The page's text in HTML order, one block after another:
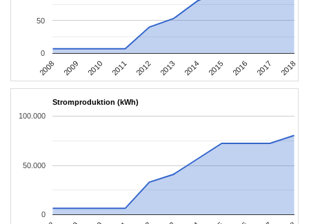
2008 2009 2010 2011 2012 2013 2014 2015 2016 2017 2018
0
50
Stromproduktion (kWh)
0
50.000
100.000